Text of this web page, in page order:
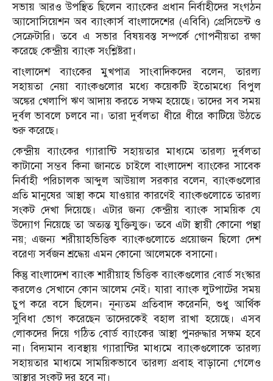
সভায় আরও উপস্থিত ছিলেন ব্যাংকের প্রধান নির্বাহীদের সংগঠন
অ্যাসোসিয়েশন অব ব্যাংকার্স বাংলাদেশের (এবিবি) প্রেসিডেন্ট ও
সেক্রেটারি। তবে এ সভার বিষয়বস্ত সম্পর্কে গোপনীয়তা রক্ষা
করেছে কেন্দ্রীয় ব্যাংক সংশ্লিষ্টরা।
বাংলাদেশ ব্যাংকের মুখপাত্র সাংবাদিকদের বলেন, তারল্য
সহায়তা নেয়া ব্যাংকগুলোর মধ্যে কয়েকটি ইতোমধ্যে বিপুল
অঙ্কের খেলাপি ঋণ আদায় করতে সক্ষম হয়েছে। তাদের সব সময়
দুর্বল ভাবলে চলবে না। তারা দুর্বলতা ধীরে ধীরে কাটিয়ে উঠতে
শুরু করেছে।
কেন্দ্রীয় ব্যাংকের গ্যারান্টি সহায়তার মাধ্যমে তারল্য দুর্বলতা
কাটানো সম্ভব কিনা জানতে চাইলে বাংলাদেশ ব্যাংকের সাবেক
নির্বাহী পরিচালক আব্দুল আউয়াল সরকার বলেন, ব্যাংকগুলোর
প্রতি মানুষের আস্থা কমে যাওয়ার কারণেই ব্যাংকগুলোতে তারল্য
সংকট দেখা দিয়েছে। এটার জন্য কেন্দ্রীয় ব্যাংক সাময়িক যে
উদ্যোগ নিয়েছে তা অত্যন্ত যুক্তিযুক্ত। তবে এটা স্থায়ী কোনো পন্থা
নয়; এজন্য শরীয়াহভিত্তিক ব্যাংকগুলোতে প্রয়োজন ছিলো দেশ
বরেণ্য সর্বজন শ্রদ্ধেয় এমন কোনো আলেমকে বসানো।
কিন্তু বাংলাদেশ ব্যাংক শারীয়াহ ভিত্তিক ব্যাংকগুলোর বোর্ড সংস্কার
করলেও সেখানে কোন আলেম নেই। যারা ব্যাংক লুটপাটের সময়
চুপ করে বসে ছিলেন। নূন্যতম প্রতিবাদ করেননি, শুধু আর্থিক
সুবিধা ভোগ করেছেন তাদেরকেই বহাল রাখা হয়েছে। এসব
লোকদের দিয়ে গঠিত বোর্ড ব্যাংকের আস্থা পুনরুদ্ধার সক্ষম হবে
না। বিদ্যমান ব্যবস্থায় গ্যারান্টির মাধ্যমে ব্যাংকগুলোকে তারল্য
সহায়তার মাধ্যমে সাময়িকভাবে তারল্য প্রবাহ বাড়ানো গেলেও
আস্থার সংকট দূর হবে না।